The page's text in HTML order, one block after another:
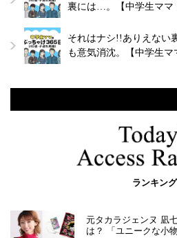
裏には…。【中学生ママ
それはナシ!!ありえない
も意気消沈。【中学生マ
ランキング
元タカラジェンヌ 凪
は？ 「ユニークな小